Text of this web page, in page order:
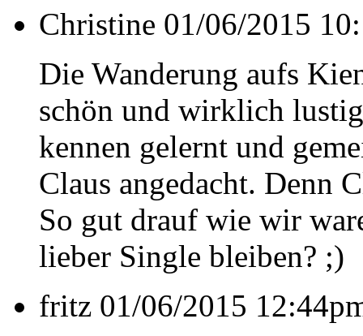
Christine 01/06/2015
Die Wanderung aufs
schön und wirklich
kennen gelernt und
Claus angedacht. Denn
So gut drauf wie wir
lieber Single bleiben? ;)
fritz 01/06/2015